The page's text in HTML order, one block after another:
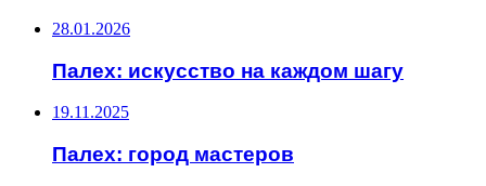
28.01.2026
Палех: искусство на каждом шагу
19.11.2025
Палех: город мастеров